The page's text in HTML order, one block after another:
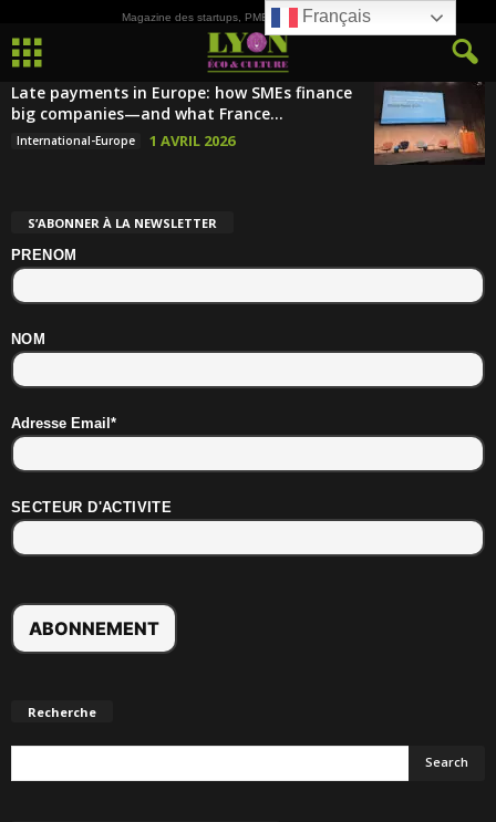
Magazine des startups, PME, ETI et de la Culture
Late payments in Europe: how SMEs finance
big companies—and what France...
International-Europe 1 AVRIL 2026
S’ABONNER À LA NEWSLETTER
PRENOM
NOM
Adresse Email*
SECTEUR D'ACTIVITE
Recherche
Français